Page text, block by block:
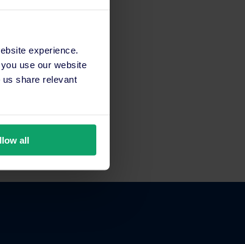
experience.
use our website
share relevant
all